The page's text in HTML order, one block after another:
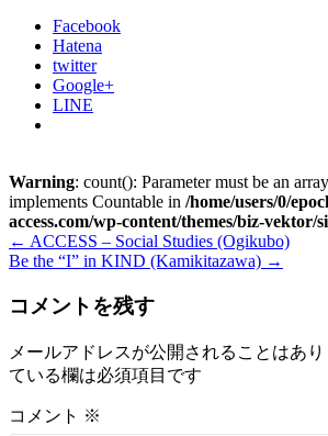
Facebook
Hatena
twitter
Google+
LINE
Warning: count(): Parameter must be an
implements Countable in /home/users/0/
access.com/wp-content/themes/biz-vektor/
← ACCESS – Social Studies (Ogikubo)
Be the “I” in KIND (Kamikitazawa) →
コメントを残す
メールアドレスが公開されることはあり
ている欄は必須項目です
コメント ※